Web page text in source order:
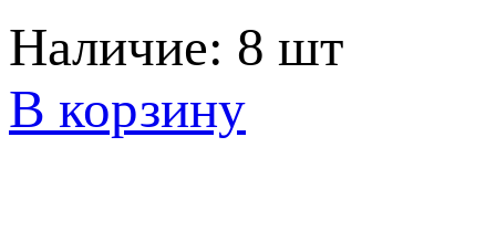
Наличие: 8 шт
В корзину